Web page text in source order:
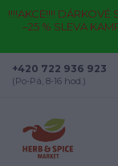
!!!!AKCE!!!!
–25 % SLEVA
+420 722 936 923
(Po-Pá, 8-16 hod.)